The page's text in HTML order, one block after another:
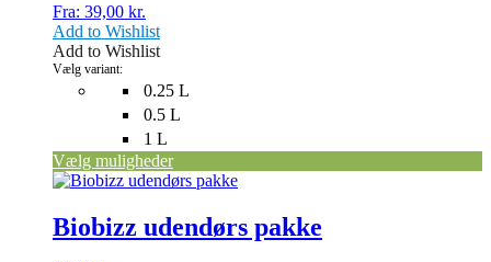
Fra: 39,00 kr.
0.25 L
0.5 L
1 L
Vælg variant:
Vælg muligheder
Mulighederne
kan
vælges
på
varesiden
Add to Wishlist
Add to Wishlist
Biobizz udendørs pakke